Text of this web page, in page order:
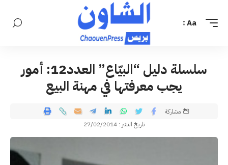
Aa
سلسلة دليل “البيّاع” العدد12: أمور
يجب معرفتها في مهنة البيع
تاريخ النشر : 27/02/2014
مشاركة